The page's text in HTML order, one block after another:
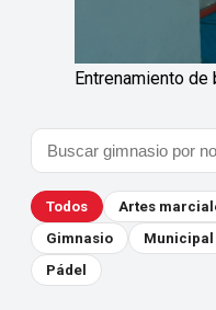
Entrenamiento
Todos Artes
Gimnasio
Municipal
Pádel